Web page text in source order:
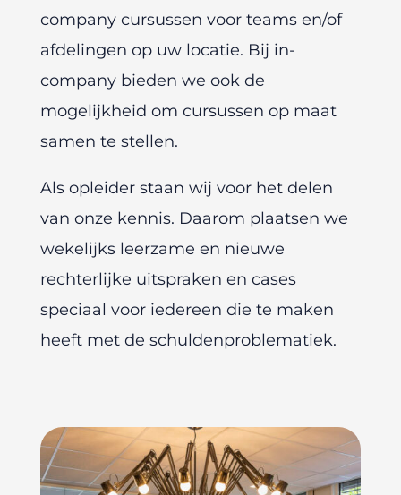
company cursussen voor teams en/of
afdelingen op uw locatie. Bij in-
company bieden we ook de
mogelijkheid om cursussen op maat
samen te stellen.
Als opleider staan wij voor het delen
van onze kennis. Daarom plaatsen we
wekelijks leerzame en nieuwe
rechterlijke uitspraken en cases
speciaal voor iedereen die te maken
heeft met de schuldenproblematiek.